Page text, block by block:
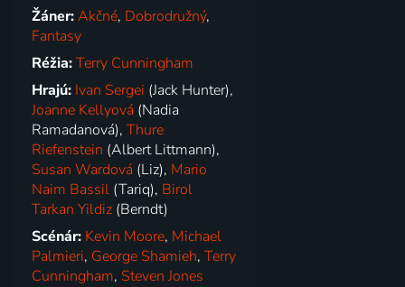
Žáner:Akčné, Dobrodružný,
Fantasy
Réžia:Terry Cunningham
Hrajú: Ivan Sergei (Jack Hunter),
Joanne Kellyová (Nadia
Ramadanová),Thure
Riefenstein (Albert Littmann),
Susan Wardová (Liz), Mario
Naim Bassil (Tariq), Birol
Tarkan Yildiz (Berndt)
Scénár: Kevin Moore, Michael
Palmieri, George Shamieh,Terry
Cunningham, Steven Jones